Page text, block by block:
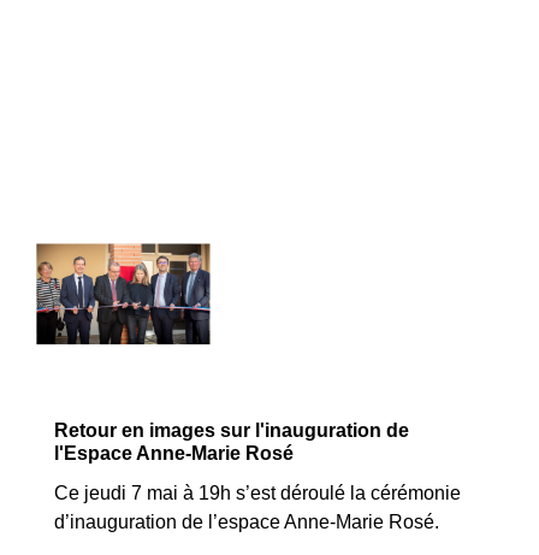
Retour en images sur l'inauguration de
l'Espace Anne-Marie Rosé
Ce jeudi 7 mai à 19h s’est déroulé la cérémonie
d’inauguration de l’espace Anne-Marie Rosé.